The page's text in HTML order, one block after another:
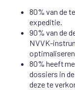
80% van de
expeditie.
90% van de
NVVK-
80% heeft
dossiers in
deze tever